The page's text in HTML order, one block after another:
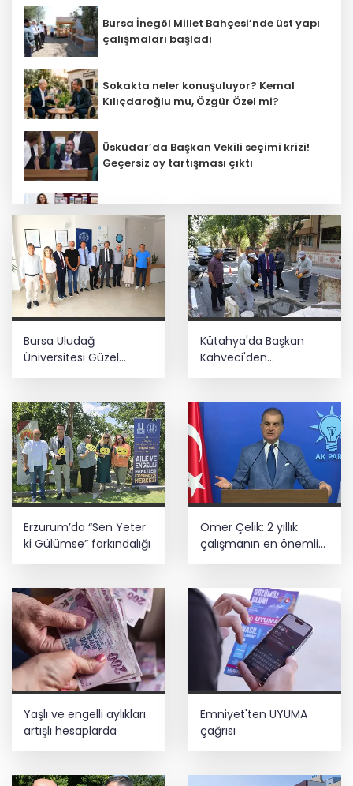
Bursa İnegöl Millet Bahçesi’nde üst yapı
çalışmaları başladı
Sokakta neler konuşuluyor? Kemal
Kılıçdaroğlu mu, Özgür Özel mi?
Üsküdar’da Başkan Vekili seçimi krizi!
Geçersiz oy tartışması çıktı
açıklandı
Başkan Aydın, Osmangazi Doğancı’da
talepleri dinledi
İnşaatta dijital dönem başlıyor... Ruhsat
projelerinde BIM ve e-PYS zorunluluğu
geliyor
Tan Çetinkaya kazandı
Bursa Uludağ
Üniversitesi Güzel
Kütahya'da Başkan
Kahveci'den
Erzurum’da “Sen Yeter
ki Gülümse” farkındalığı
Ömer Çelik: 2 yıllık
çalışmanın en önemli
aşamasındayız
Yaşlı ve engelli aylıkları
artışlı hesaplarda
Emniyet'ten UYUMA
çağrısı